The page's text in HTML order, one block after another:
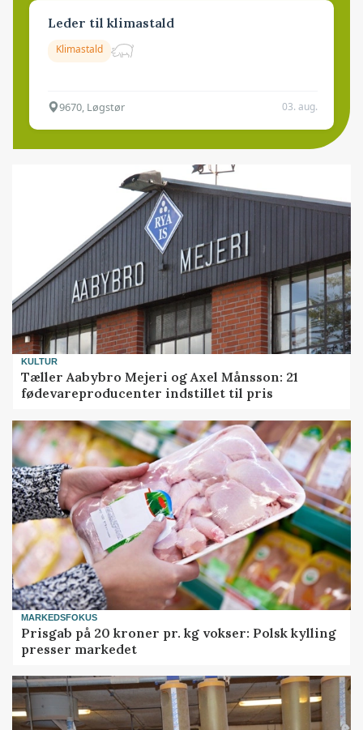
Leder til klimastald
Klimastald
9670, Løgstør 03. aug.
KULTUR
Tæller Aabybro Mejeri og Axel Månsson: 21
fødevareproducenter indstillet til pris
MARKEDSFOKUS
Prisgab på 20 kroner pr. kg vokser: Polsk kylling
presser markedet